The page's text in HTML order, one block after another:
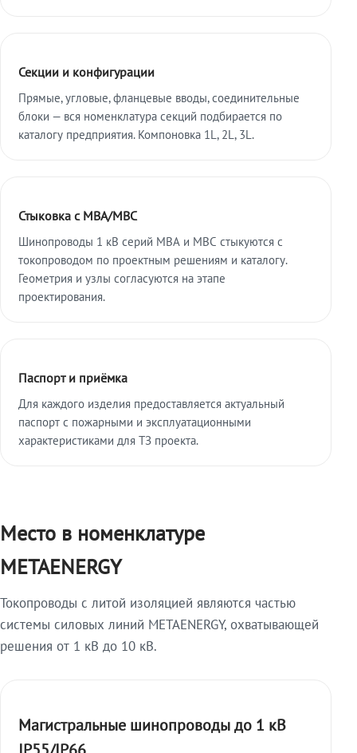
Секции и конфигурации
Прямые, угловые, фланцевые вводы, соединительные
блоки — вся номенклатура секций подбирается по
каталогу предприятия. Компоновка 1L, 2L, 3L.
Стыковка с МВА/МВС
Шинопроводы 1 кВ серий МВА и МВС стыкуются с
токопроводом по проектным решениям и каталогу.
Геометрия и узлы согласуются на этапе
проектирования.
Паспорт и приёмка
Для каждого изделия предоставляется актуальный
паспорт с пожарными и эксплуатационными
характеристиками для ТЗ проекта.
Место в номенклатуре
METAENERGY
Токопроводы с литой изоляцией являются частью
системы силовых линий METAENERGY, охватывающей
решения от 1 кВ до 10 кВ.
Магистральные шинопроводы до 1 кВ